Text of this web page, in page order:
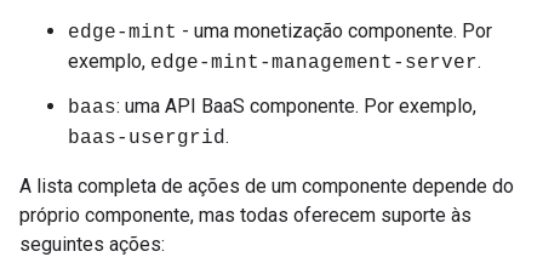
edge-mint - uma monetização componente. Por
exemplo, edge-mint-management-server.
baas: uma API BaaS componente. Por exemplo,
baas-usergrid.
A lista completa de ações de um componente depende do
próprio componente, mas todas oferecem suporte às
seguintes ações: